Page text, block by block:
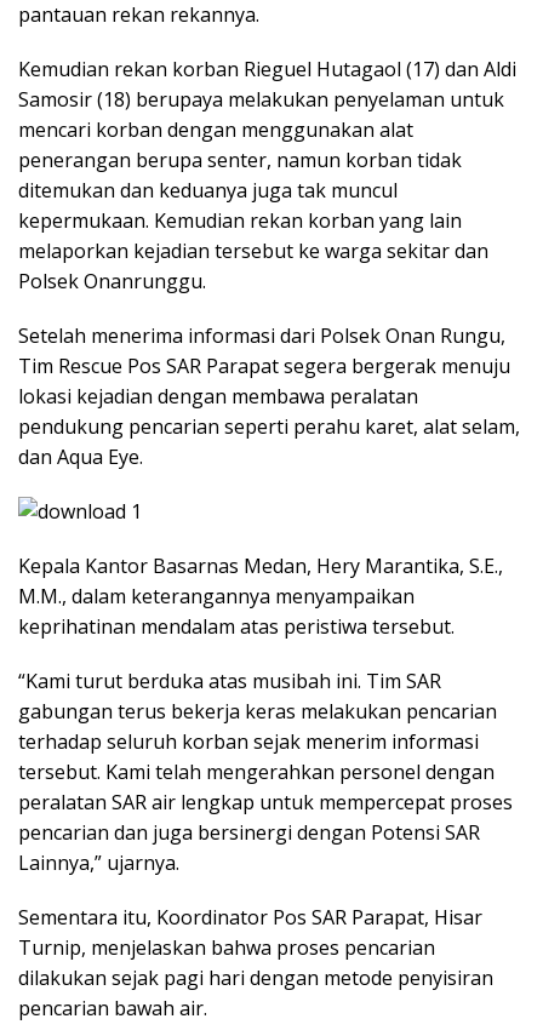
pantauan rekan rekannya.
Kemudian rekan korban Rieguel Hutagaol (17) dan Aldi
Samosir (18) berupaya melakukan penyelaman untuk
mencari korban dengan menggunakan alat
penerangan berupa senter, namun korban tidak
ditemukan dan keduanya juga tak muncul
kepermukaan. Kemudian rekan korban yang lain
melaporkan kejadian tersebut ke warga sekitar dan
Polsek Onanrunggu.
Setelah menerima informasi dari Polsek Onan Rungu,
Tim Rescue Pos SAR Parapat segera bergerak menuju
lokasi kejadian dengan membawa peralatan
pendukung pencarian seperti perahu karet, alat selam,
dan Aqua Eye.
Kepala Kantor Basarnas Medan, Hery Marantika, S.E.,
M.M., dalam keterangannya menyampaikan
keprihatinan mendalam atas peristiwa tersebut.
“Kami turut berduka atas musibah ini. Tim SAR
gabungan terus bekerja keras melakukan pencarian
terhadap seluruh korban sejak menerim informasi
tersebut. Kami telah mengerahkan personel dengan
peralatan SAR air lengkap untuk mempercepat proses
pencarian dan juga bersinergi dengan Potensi SAR
Lainnya,” ujarnya.
Sementara itu, Koordinator Pos SAR Parapat, Hisar
Turnip, menjelaskan bahwa proses pencarian
dilakukan sejak pagi hari dengan metode penyisiran
pencarian bawah air.